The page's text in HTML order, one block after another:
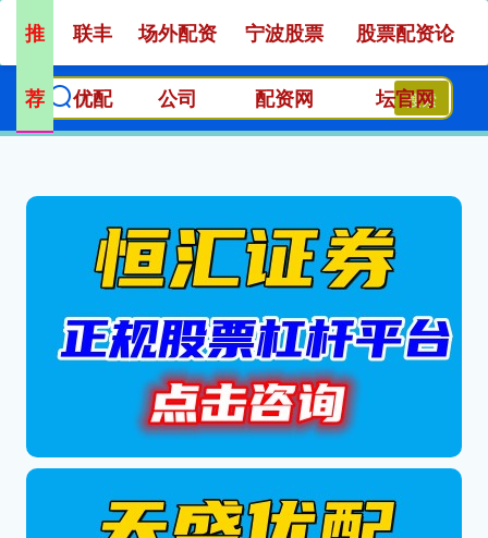
搜索
推
荐
联丰
优配
场外配资
公司
宁波股票
配资网
股票配资论
坛官网